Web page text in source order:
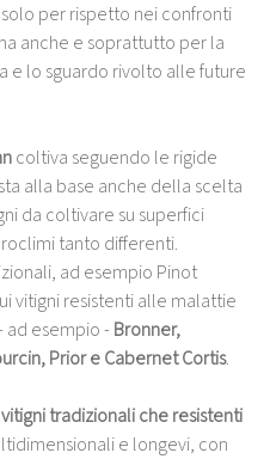
per rispetto nei confronti
anche e soprattutto per la
e lo sguardo rivolto alle future
coltiva seguendo le rigide
alla base anche della scelta
da coltivare su superfici
tanto differenti.
ad esempio Pinot
vitigni resistenti alle malattie
ad esempio - Bronner,
Prior e Cabernet Cortis.
vitigni tradizionali che resistenti
e longevi, con